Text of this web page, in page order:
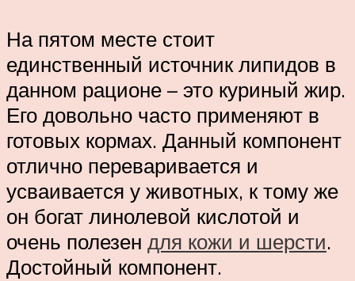
На пятом месте стоит
единственный источник липидов в
данном рационе – это куриный жир.
Его довольно часто применяют в
готовых кормах. Данный компонент
отлично переваривается и
усваивается у животных, к тому же
он богат линолевой кислотой и
очень полезен для кожи и шерсти.
Достойный компонент.